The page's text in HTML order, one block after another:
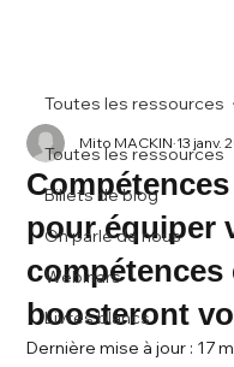
Toutes les ressources
Billets de blog
On parle de nous
Webinars
Livres blancs
Toutes les ressources
pour équiper
boosteront
Mito MACKIN 13 janv.
Dernière mise à jour : 17